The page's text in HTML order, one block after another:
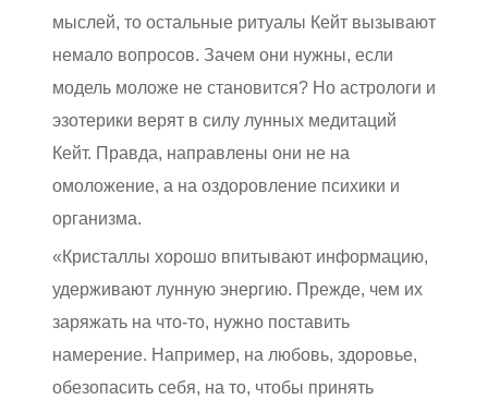
мыслей, то остальные ритуалы Кейт вызывают
немало вопросов. Зачем они нужны, если
модель моложе не становится? Но астрологи и
эзотерики верят в силу лунных медитаций
Кейт. Правда, направлены они не на
омоложение, а на оздоровление психики и
организма.
«Кристаллы хорошо впитывают информацию,
удерживают лунную энергию. Прежде, чем их
заряжать на что-то, нужно поставить
намерение. Например, на любовь, здоровье,
обезопасить себя, на то, чтобы принять